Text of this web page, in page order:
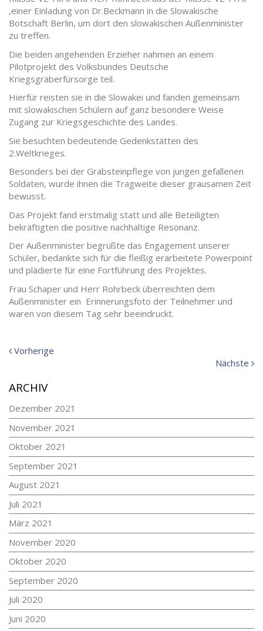
,einer Einladung von Dr.Beckmann in die Slowakische
Botschaft Berlin, um dort den slowakischen Außenminister
zu treffen.
Die beiden angehenden Erzieher nahmen an einem
Pilotprojekt des Volksbundes Deutsche
Kriegsgräberfürsorge teil.
Hierfür reisten sie in die Slowakei und fanden gemeinsam
mit slowakischen Schülern auf ganz besondere Weise
Zugang zur Kriegsgeschichte des Landes.
Sie besuchten bedeutende Gedenkstätten des
2.Weltkrieges.
Besonders bei der Grabsteinpflege von jungen gefallenen
Soldaten, wurde ihnen die Tragweite dieser grausamen Zeit
bewusst.
Das Projekt fand erstmalig statt und alle Beteiligten
bekräftigten die positive nachhaltige Resonanz.
Der Außenminister begrüßte das Engagement unserer
Schüler, bedankte sich für die fleißig erarbeitete Powerpoint
und plädierte für eine Fortführung des Projektes.
Frau Schaper und Herr Rohrbeck überreichten dem
Außenminister ein Erinnerungsfoto der Teilnehmer und
waren von diesem Tag sehr beeindruckt.
Vorherige
Nächste
ARCHIV
Dezember 2021
November 2021
Oktober 2021
September 2021
August 2021
Juli 2021
März 2021
November 2020
Oktober 2020
September 2020
Juli 2020
Juni 2020